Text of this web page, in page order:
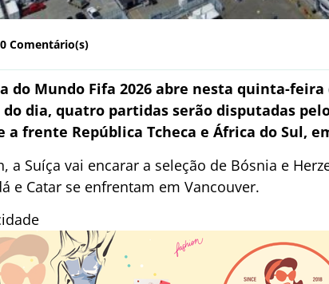
0 Comentário(s)
do Mundo Fifa 2026 abre nesta quinta-
do dia, quatro partidas serão disputadas
a frente República Tcheca e África do Sul,
a Suíça vai encarar a seleção de Bósnia e
e Catar se enfrentam em Vancouver.